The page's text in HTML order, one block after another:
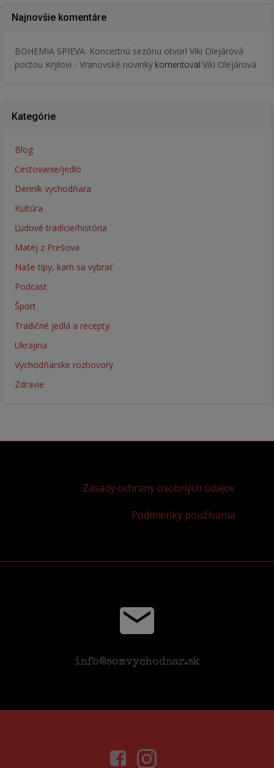
Najnovšie komentáre
BOHEMIA SPIEVA: Koncertnú sezónu otvorí Viki Olejárová
poctou Krylovi - Vranovské novinky komentoval Viki Olejárová
Kategórie
Blog
Cestovanie/jedlo
Denník vychodňara
Kultúra
Ľudové tradície/história
Matej z Prešova
Naše tipy, kam sa vybrať
Podcast
Šport
Tradičné jedlá a recepty
Ukrajina
Vychodňarske rozhovory
Zdravie
Zásady ochrany osobných údajov
Podmienky používania
info@somvychodnar.sk